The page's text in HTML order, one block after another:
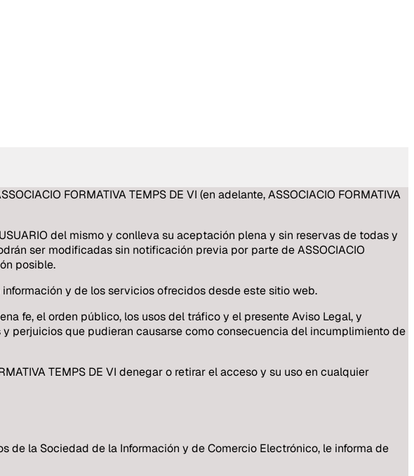
FORMATIVA TEMPS DE VI (en adelante, ASSOCIACIO FORMATIVA
del mismo y conlleva su aceptación plena y sin reservas de todas y
ser modificadas sin notificación previa por parte de ASSOCIACIO
posible.
y de los servicios ofrecidos desde este sitio web.
fe, el orden público, los usos del tráfico y el presente Aviso Legal, y
y perjuicios que pudieran causarse como consecuencia del incumplimiento de
TEMPS DE VI denegar o retirar el acceso y su uso en cualquier
de la Sociedad de la Información y de Comercio Electrónico, le informa de